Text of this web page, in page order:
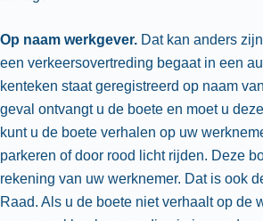
Op naam werkgever. Dat kan anders
een verkeersovertreding begaat in een
kenteken staat geregistreerd op naam
geval ontvangt u de boete en moet u
kunt u de boete verhalen op uw
parkeren of door rood licht rijden. Deze
rekening van uw werknemer. Dat is ook
Raad. Als u de boete niet verhaalt op de